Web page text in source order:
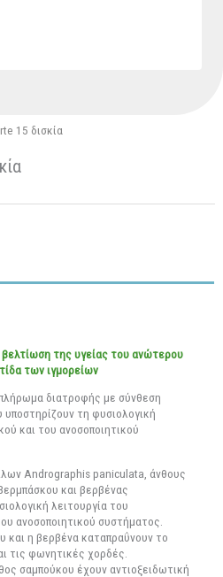
15 δισκία
της υγείας του ανώτερου
των ιγμορείων
διατροφής με σύνθεση
τη φυσιολογική
και του ανοσοποιητικού
Andrographis paniculata, άνθους
και βερβένας
λειτουργία του
ανοσοποιητικού συστήματος.
και η βερβένα καταπραΰνουν το
τις φωνητικές χορδές.
σαμπούκου έχουν αντιοξειδωτική